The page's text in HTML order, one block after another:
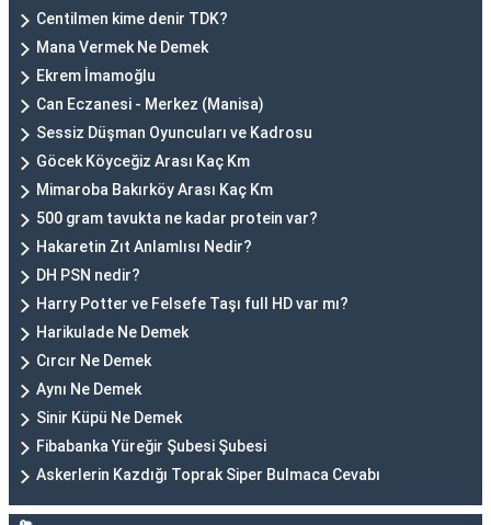
Centilmen kime denir TDK?
Mana Vermek Ne Demek
Ekrem İmamoğlu
Can Eczanesi - Merkez (Manisa)
Sessiz Düşman Oyuncuları ve Kadrosu
Göcek Köyceğiz Arası Kaç Km
Mimaroba Bakırköy Arası Kaç Km
500 gram tavukta ne kadar protein var?
Hakaretin Zıt Anlamlısı Nedir?
DH PSN nedir?
Harry Potter ve Felsefe Taşı full HD var mı?
Harikulade Ne Demek
Cırcır Ne Demek
Aynı Ne Demek
Sinir Küpü Ne Demek
Fibabanka Yüreğir Şubesi Şubesi
Askerlerin Kazdığı Toprak Siper Bulmaca Cevabı